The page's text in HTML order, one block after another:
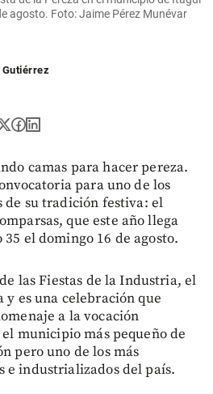
agosto. Foto: Jaime Pérez Munévar
Gutiérrez
camas para hacer pereza.
para uno de los
de su tradición festiva: el
que este año llega
el domingo 16 de agosto.
las Fiestas de la Industria, el
es una celebración que
a la vocación
municipio más pequeño de
pero uno de los más
e industrializados del país.